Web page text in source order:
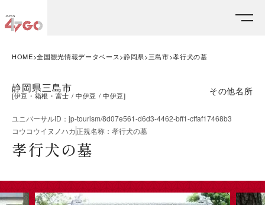
HOME 全国観光情報データベース 静岡県 三島市 孝行犬の墓
静岡県三島市
[伊豆・箱根・富士 中伊豆 中伊豆] その他名所
ユニバーサルID ： jp-tourism/8d07e561-d6d3-4462-bff1-cffaf17468b3
コウコウイヌノハカ正規名称 ： 孝行犬の墓
孝行犬の墓